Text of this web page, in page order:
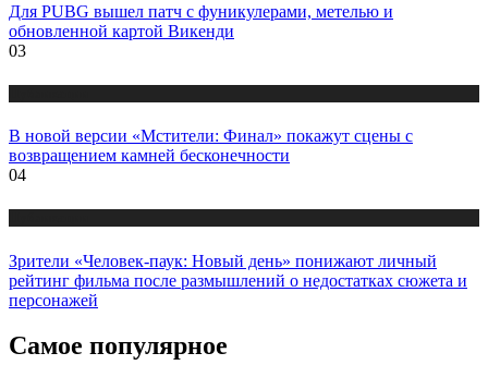
Для PUBG вышел патч с фуникулерами, метелью и
обновленной картой Викенди
03
В новой версии «Мстители: Финал» покажут сцены с
возвращением камней бесконечности
04
Зрители «Человек-паук: Новый день» понижают личный
рейтинг фильма после размышлений о недостатках сюжета и
персонажей
Самое популярное